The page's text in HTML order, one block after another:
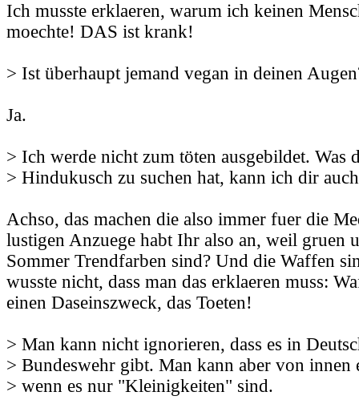
Ich musste erklaeren, warum ich keinen
moechte! DAS ist krank!
> Ist überhaupt jemand vegan in deinen
Ja.
> Ich werde nicht zum töten ausgebildet. Was
> Hindukusch zu suchen hat, kann ich dir
Achso, das machen die also immer fuer die
lustigen Anzuege habt Ihr also an, weil gruen
Sommer Trendfarben sind? Und die Waffen
wusste nicht, dass man das erklaeren muss:
einen Daseinszweck, das Toeten!
> Man kann nicht ignorieren, dass es in
> Bundeswehr gibt. Man kann aber von innen
> wenn es nur "Kleinigkeiten" sind.